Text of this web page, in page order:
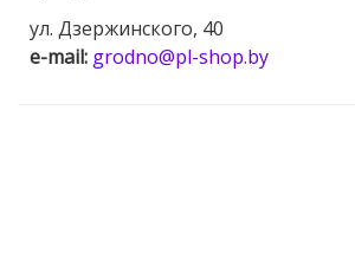
ул. Дзержинского, 40
e-mail: grodno@pl-shop.by